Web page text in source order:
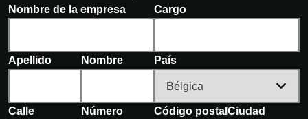
Nombre de la empresa
Cargo
Apellido Nombre País
Calle Número Código postal Ciudad